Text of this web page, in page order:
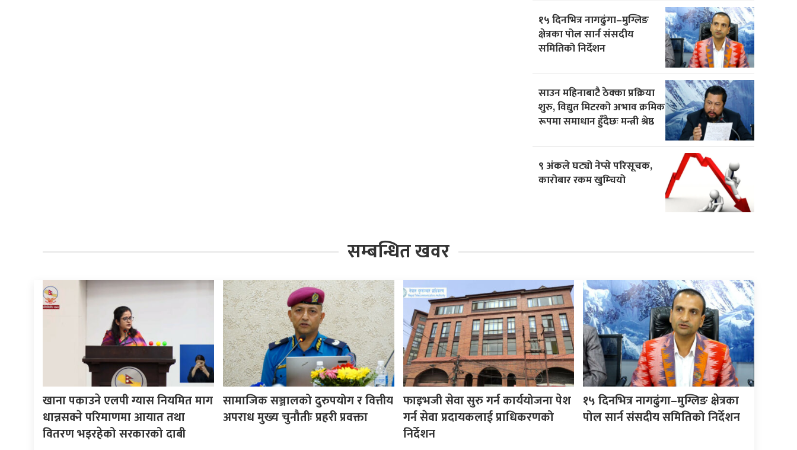
१५ दिनभित्र नागढुंगा–मुग्लिङ
क्षेत्रका पोल सार्न संसदीय
समितिको निर्देशन
साउन महिनाबाटै ठेक्का प्रक्रिया
शुरु, विद्युत मिटरको अभाव क्रमिक
रूपमा समाधान हुँदैछः मन्त्री श्रेष्ठ
९ अंकले घट्यो नेप्से परिसूचक,
कारोबार रकम खुम्चियो
सम्बन्धित खवर
खाना पकाउने एलपी ग्यास नियमित माग
धान्नसक्ने परिमाणमा आयात तथा
वितरण भइरहेको सरकारको दाबी
सामाजिक सञ्जालको दुरुपयोग र वित्तीय
अपराध मुख्य चुनौतीः प्रहरी प्रवक्ता
फाइभजी सेवा सुरु गर्न कार्ययोजना पेश
गर्न सेवा प्रदायकलाई प्राधिकरणको
निर्देशन
१५ दिनभित्र नागढुंगा–मुग्लिङ क्षेत्रका
पोल सार्न संसदीय समितिको निर्देशन